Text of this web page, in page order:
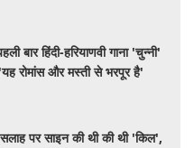
बार हिंदी-हरियाणवी गाना 'चुन्नी'
'यह रोमांस और मस्ती से भरपूर है'
पर साइन की थी की थी 'किल',